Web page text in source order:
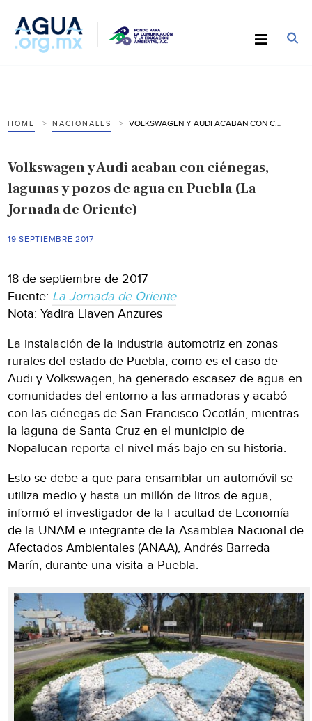
HOME NACIONALES
Volkswagen y Audi acaban con ciénegas,
lagunas y pozos de agua en Puebla (La
Jornada de Oriente)
19 SEPTIEMBRE 2017
18 de septiembre de 2017
Fuente: La Jornada de Oriente
Nota: Yadira Llaven Anzures
La instalación de la industria automotriz en zonas
rurales del estado de Puebla, como es el caso de
Audi y Volkswagen, ha generado escasez de agua en
comunidades del entorno a las armadoras y acabó
con las ciénegas de San Francisco Ocotlán, mientras
la laguna de Santa Cruz en el municipio de
Nopalucan reporta el nivel más bajo en su historia.
Esto se debe a que para ensamblar un automóvil se
utiliza medio y hasta un millón de litros de agua,
informó el investigador de la Facultad de Economía
de la UNAM e integrante de la Asamblea Nacional de
Afectados Ambientales (ANAA), Andrés Barreda
Marín, durante una visita a Puebla.